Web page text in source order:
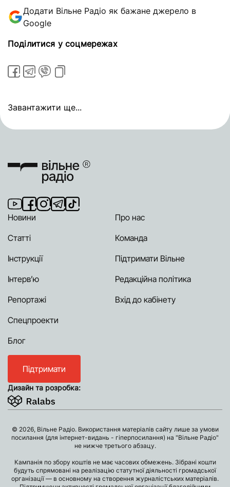
Додати Вільне Радіо як бажане джерело в
Google
Поділитися у соцмережах
Завантажити ще...
Новини
Статті
Інструкції
Інтерв’ю
Репортажі
Спецпроекти
Блог
Про нас
Команда
Підтримати Вільне
Редакційна політика
Вхід до кабінету
Підтримати
Дизайн та розробка:
© 2026, Вільне Радіо. Використання матеріалів сайту лише за умови
посилання (для інтернет-видань - гіперпосилання) на "Вільне Радіо"
не нижче третього абзацу.
Кампанія по збору коштів не має часових обмежень. Зібрані кошти
будуть спрямовані на реалізацію статутної діяльності громадської
організації — в основному на створення журналістських матеріалів.